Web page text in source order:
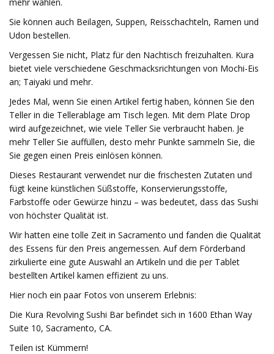
Sie können auch Beilagen, Suppen, Reisschachteln, Ramen und
Udon bestellen.
Vergessen Sie nicht, Platz für den Nachtisch freizuhalten. Kura
bietet viele verschiedene Geschmacksrichtungen von Mochi-Eis
an; Taiyaki und mehr.
Jedes Mal, wenn Sie einen Artikel fertig haben, können Sie den
Teller in die Tellerablage am Tisch legen. Mit dem Plate Drop
wird aufgezeichnet, wie viele Teller Sie verbraucht haben. Je
mehr Teller Sie auffüllen, desto mehr Punkte sammeln Sie, die
Sie gegen einen Preis einlösen können.
Dieses Restaurant verwendet nur die frischesten Zutaten und
fügt keine künstlichen Süßstoffe, Konservierungsstoffe,
Farbstoffe oder Gewürze hinzu – was bedeutet, dass das Sushi
von höchster Qualität ist.
Wir hatten eine tolle Zeit in Sacramento und fanden die Qualität
des Essens für den Preis angemessen. Auf dem Förderband
zirkulierte eine gute Auswahl an Artikeln und die per Tablet
bestellten Artikel kamen effizient zu uns.
Hier noch ein paar Fotos von unserem Erlebnis:
Die Kura Revolving Sushi Bar befindet sich in 1600 Ethan Way
Suite 10, Sacramento, CA.
Teilen ist Kümmern!